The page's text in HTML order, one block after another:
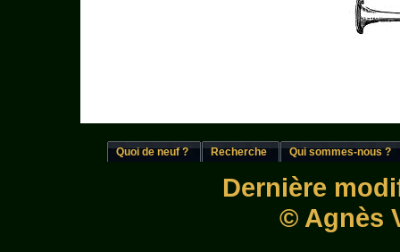
Quoi de neuf ? Recherche Qui sommes-nous ?
Dernière
© Agnès